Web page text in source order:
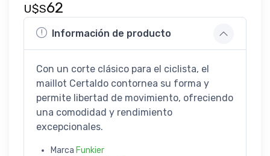
U$S62
Información de producto
Con un corte clásico para el ciclista, el
maillot Certaldo contornea su forma y
permite libertad de movimiento, ofreciendo
una comodidad y rendimiento
excepcionales.
Marca Funkier